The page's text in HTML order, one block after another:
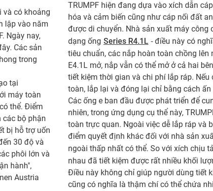
và có khoảng
lập vào năm
Ngày nay,
Các sản
trong
tại
máy toàn
thể. Điểm
các bộ phận
bị hỗ trợ uốn
30 độ và
phôi lớn và
hành",
Austria
TRUMPF hiện đang dựa vào xích dẫn
hóa và cảm biến cũng như cáp nối đất
được di chuyển. Nhà sản xuất máy công
dạng ống Series R4.1L - điều này có
tiêu chuẩn, các nắp hoàn toàn chồng
E4.1L mở, nắp vẫn có thể mở ở cả hai
tiết kiệm thời gian và chi phí lắp ráp.
toàn, lắp lại và đóng lại chỉ bằng cách ấn
Các ống e ban đầu được phát triển để
nhiên, trong ứng dụng cụ thể này,
toàn trực quan. Ngoài việc dễ lắp ráp và
điểm quyết định khác đối với nhà sản
ngoài thấp nhất có thể. So với xích chịu
nhau đã tiết kiệm được rất nhiều khối
Điều này không chỉ giúp người dùng tiết
cũng có nghĩa là thậm chí có thể chứa